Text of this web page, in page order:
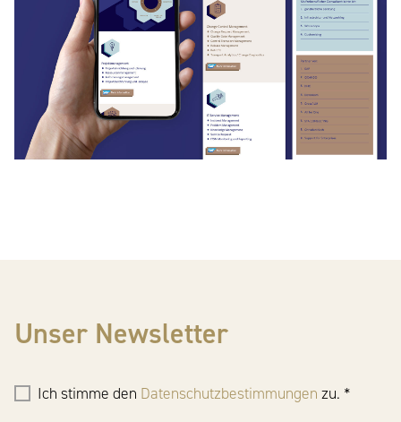
Unser Newsletter
Ich stimme den Datenschutzbestimmungen zu. *